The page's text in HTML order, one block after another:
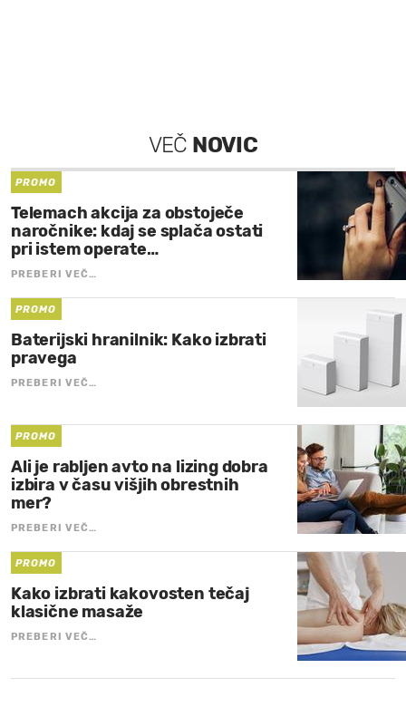
VEČ NOVIC
PROMO
Telemach akcija za obstoječe
naročnike: kdaj se splača ostati
pri istem operate…
PREBERI VEČ…
PROMO
Baterijski hranilnik: Kako izbrati
pravega
PREBERI VEČ…
PROMO
Ali je rabljen avto na lizing dobra
izbira v času višjih obrestnih
mer?
PREBERI VEČ…
PROMO
Kako izbrati kakovosten tečaj
klasične masaže
PREBERI VEČ…